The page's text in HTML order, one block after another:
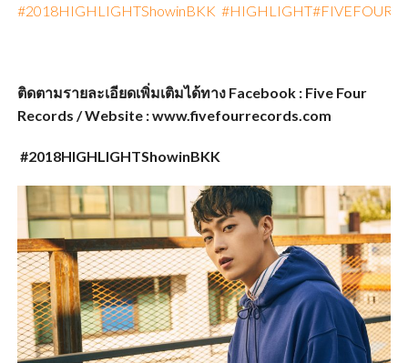
#2018HIGHLIGHTShowinBKK #HIGHLIGHT
ติดตามรายละเอียดเพิ่มเติมได้ทาง Facebook : Five Four
Records / Website : www.fivefourrecords.com
#2018HIGHLIGHTShowinBKK